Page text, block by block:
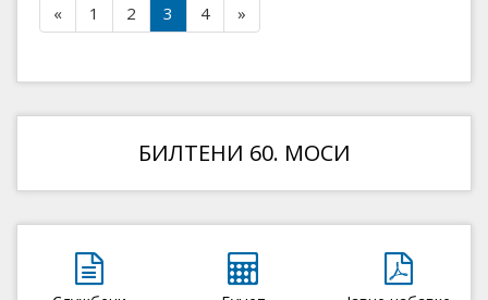
« 1 2 3 4 »
БИЛТЕНИ 60. МОСИ